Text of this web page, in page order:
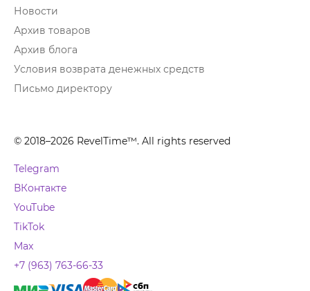
Новости
Архив товаров
Архив блога
Условия возврата денежных средств
Письмо директору
© 2018–2026 RevelTime™. All rights reserved
Telegram
ВКонтакте
YouTube
TikTok
Max
+7 (963) 763-66-33